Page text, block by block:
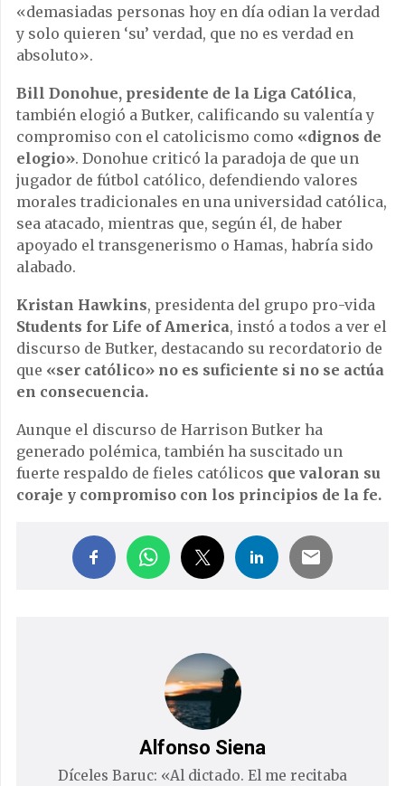
«demasiadas personas hoy en día odian la verdad
y solo quieren ‘su’ verdad, que no es verdad en
absoluto».
Bill Donohue, presidente de la Liga Católica,
también elogió a Butker, calificando su valentía y
compromiso con el catolicismo como «dignos de
elogio». Donohue criticó la paradoja de que un
jugador de fútbol católico, defendiendo valores
morales tradicionales en una universidad católica,
sea atacado, mientras que, según él, de haber
apoyado el transgenerismo o Hamas, habría sido
alabado.
Kristan Hawkins, presidenta del grupo pro-vida
Students for Life of America, instó a todos a ver el
discurso de Butker, destacando su recordatorio de
que «ser católico» no es suficiente si no se actúa
en consecuencia.
Aunque el discurso de Harrison Butker ha
generado polémica, también ha suscitado un
fuerte respaldo de fieles católicos que valoran su
coraje y compromiso con los principios de la fe.
Alfonso Siena
Díceles Baruc: «Al dictado. El me recitaba